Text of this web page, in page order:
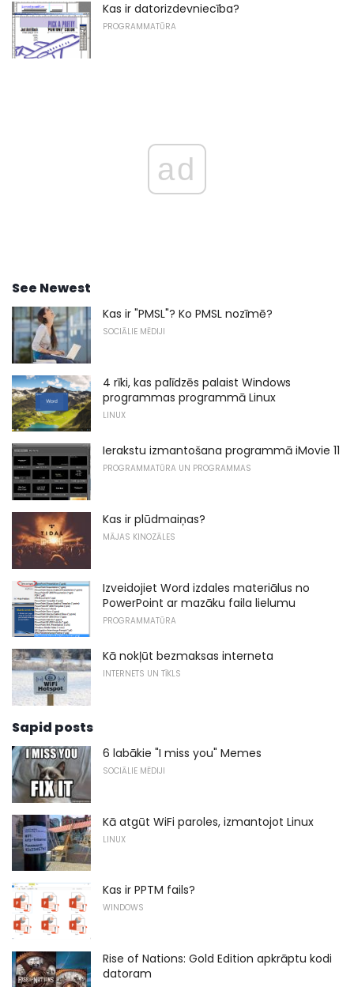
Kas ir datorizdevniecība?
PROGRAMMATŪRA
ad
See Newest
Kas ir "PMSL"? Ko PMSL nozīmē?
SOCIĀLIE MĒDIJI
4 rīki, kas palīdzēs palaist Windows
programmas programmā Linux
LINUX
Ierakstu izmantošana programmā iMovie 11
PROGRAMMATŪRA UN PROGRAMMAS
Kas ir plūdmaiņas?
MĀJAS KINOZĀLES
Izveidojiet Word izdales materiālus no
PowerPoint ar mazāku faila lielumu
PROGRAMMATŪRA
Kā nokļūt bezmaksas interneta
INTERNETS UN TĪKLS
Sapid posts
6 labākie "I miss you" Memes
SOCIĀLIE MĒDIJI
Kā atgūt WiFi paroles, izmantojot Linux
LINUX
Kas ir PPTM fails?
WINDOWS
Rise of Nations: Gold Edition apkrāptu kodi
datoram